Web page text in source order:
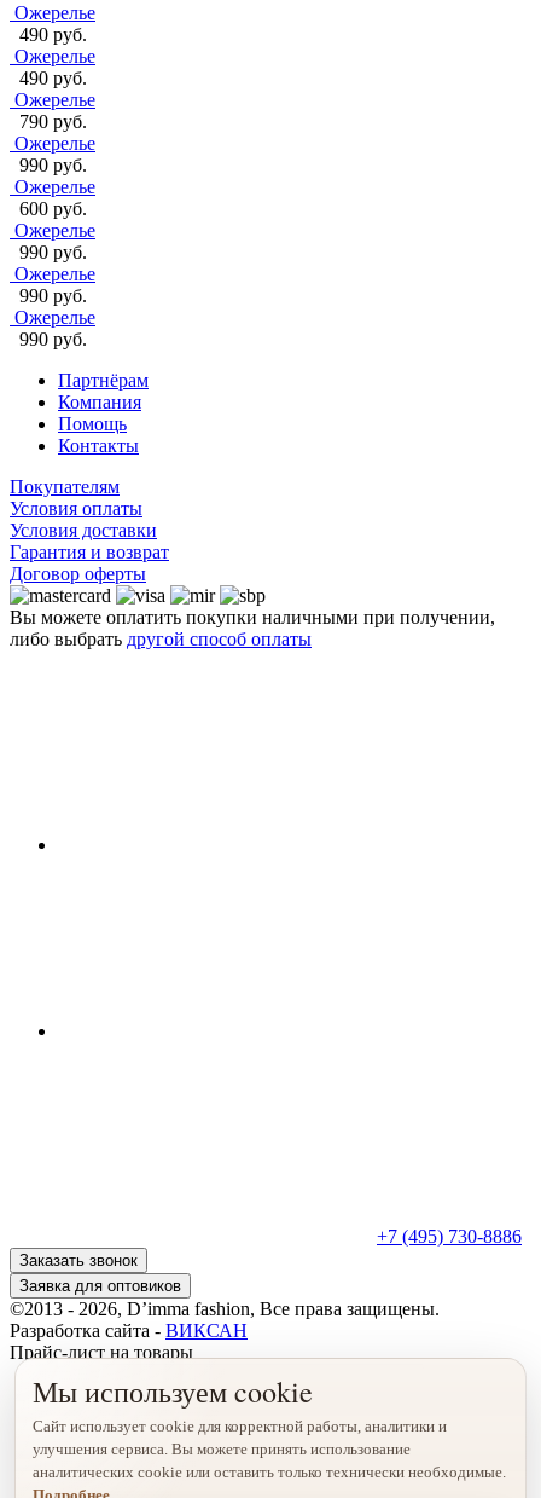
Ожерелье
490 руб.
Ожерелье
490 руб.
Ожерелье
790 руб.
Ожерелье
990 руб.
Ожерелье
600 руб.
Ожерелье
990 руб.
Ожерелье
990 руб.
Ожерелье
990 руб.
Партнёрам
Компания
Помощь
Контакты
Покупателям
Условия оплаты
Условия доставки
Гарантия и возврат
Договор оферты
Вы можете оплатить покупки наличными при получении,
либо выбрать другой способ оплаты
+7 (495) 730-8886
Заказать звонок
Заявка для оптовиков
©2013 - 2026, D’imma fashion, Все права защищены.
Разработка сайта - ВИКСАН
Прайс-лист на товары
Мы используем cookie
Сайт использует cookie для корректной работы, аналитики и
улучшения сервиса. Вы можете принять использование
аналитических cookie или оставить только технически необходимые.